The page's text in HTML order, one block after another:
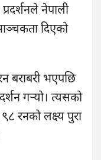
नेपाली
दिएको
बराबरी भएपछि
गर्‍यो। त्यसको
रनको लक्ष्य पुरा